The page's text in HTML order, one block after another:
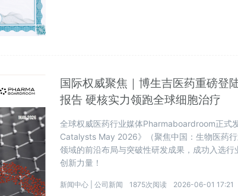
国际权威聚焦｜博生吉医药重磅
报告 硬核实力领跑全球细胞治疗
全球权威医药行业媒体Pharmaboardroom正式
Catalysts May 2026》（聚焦中国：生物医药
领域的前沿布局与突破性研发成果，成功入选
创新力量！
新闻中心 |公司新闻 1875次阅读 2026-06-01 17:21